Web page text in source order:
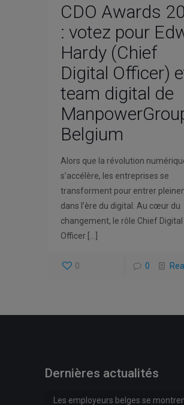
CDO Awards
: votez pour
Hardy (Chief
Digital Officer)
team digital de
Belgium
Alors que la révolution
s’accélère, les entreprises se
transforment pour entrer
dans l’ère du digital. Au cœur du
changement, le rôle Chief Digital
Officer[…]
0 0
Dernières actualités
Les employeurs belges se